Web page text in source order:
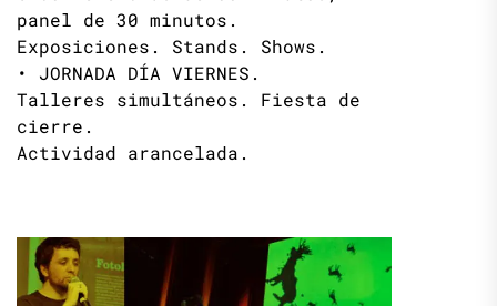
panel de 30 minutos.
Exposiciones. Stands. Shows.
• JORNADA DÍA VIERNES.
Talleres simultáneos. Fiesta de
cierre.
Actividad arancelada.